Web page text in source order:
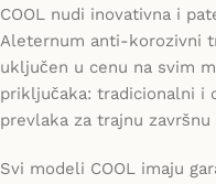
COOL nudi inovativna i
Aleternum anti-korozivni
uključen u cenu na svim
priključaka: tradicionalni i
prevlaka za trajnu završnu
Svi modeli COOL imaju